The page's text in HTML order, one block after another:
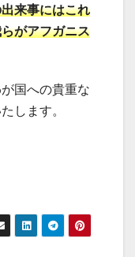
来事にはこれ
がアフガニス
国への貴重な
します。